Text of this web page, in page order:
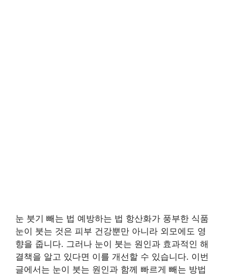
눈 붓기 빼는 법 예방하는 법 항산화가 풍부한 식품
눈이 붓는 것은 피부 건강뿐만 아니라 외모에도 영
향을 줍니다. 그러나 눈이 붓는 원인과 효과적인 해
결책을 알고 있다면 이를 개선할 수 있습니다. 이번
글에서는 눈이 붓는 원인과 함께 빠르게 빼는 방법